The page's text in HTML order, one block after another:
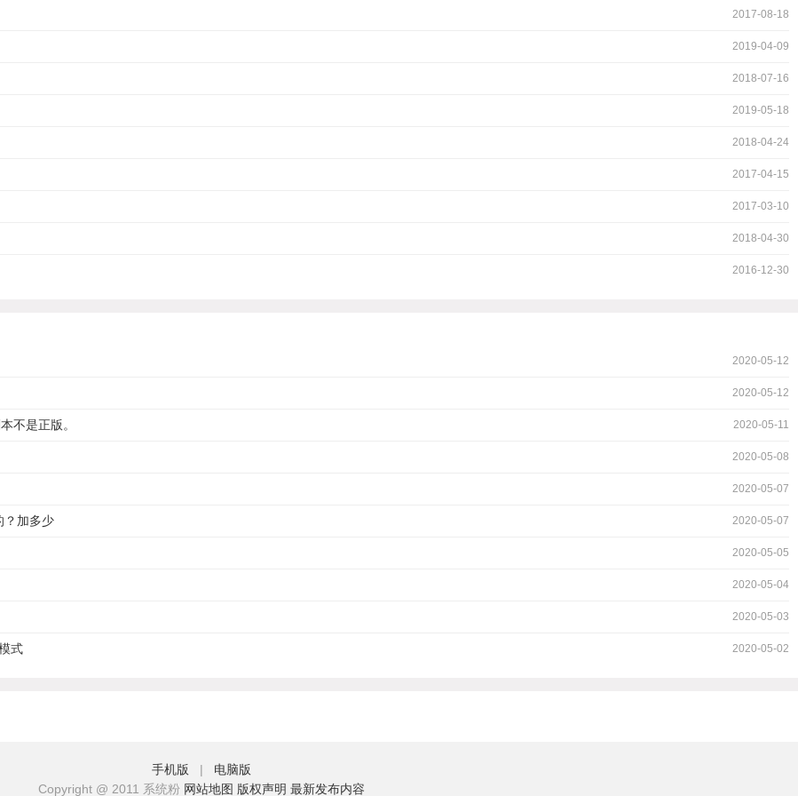
2017-08-18
2019-04-09
2018-07-16
2019-05-18
2018-04-24
2017-04-15
2017-03-10
2018-04-30
2016-12-30
2020-05-12
2020-05-12
不是正版。 2020-05-11
2020-05-08
2020-05-07
？加多少 2020-05-07
2020-05-05
2020-05-04
2020-05-03
式 2020-05-02
手机版 | 电脑版
Copyright @ 2011 系统粉 网站地图 版权声明 最新发布内容